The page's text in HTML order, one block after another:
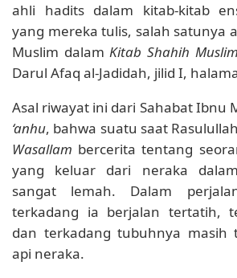
ahli hadits dalam kitab-kitab
yang mereka tulis, salah satunya
Muslim dalamKitab Shahih Muslim
Darul Afaq al-Jadidah, jilid I,
Asal riwayat ini dari Sahabat Ibnu
‘anhu, bahwa suatu saat Rasulullah
Wasallam bercerita tentang
yang keluar dari neraka
sangat lemah. Dalam
terkadang ia berjalan tertatih,
dan terkadang tubuhnya masih
api neraka.